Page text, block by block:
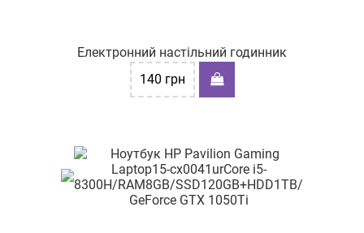
Електронний настільний годинник
140 грн